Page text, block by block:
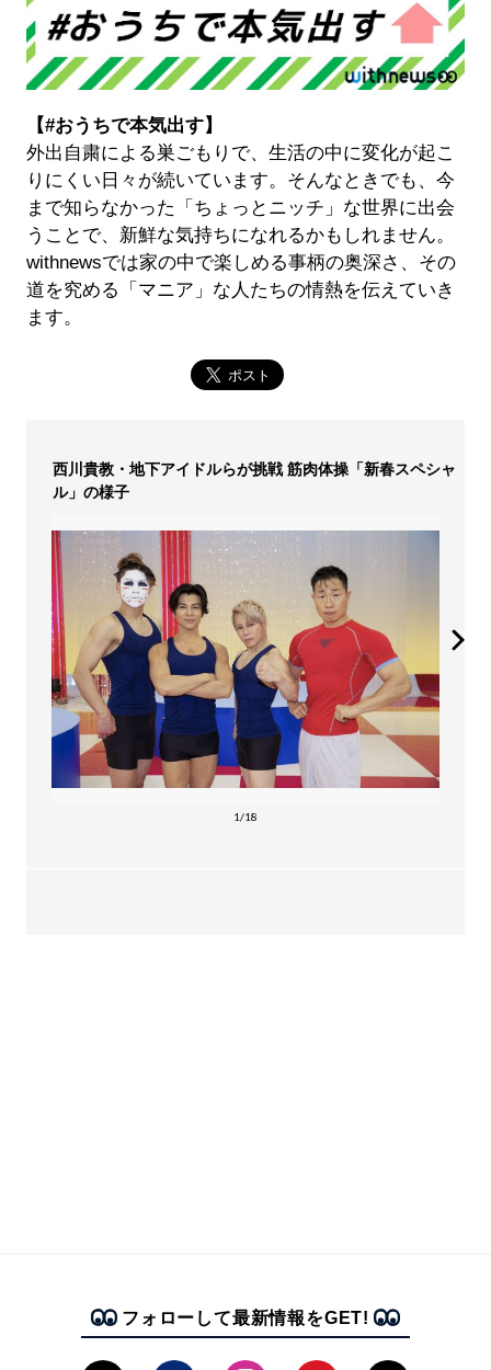
【#おうちで本気出す】
外出自粛による巣ごもりで、生活の中に変化が起こ
りにくい日々が続いています。そんなときでも、今
まで知らなかった「ちょっとニッチ」な世界に出会
うことで、新鮮な気持ちになれるかもしれません。
withnewsでは家の中で楽しめる事柄の奥深さ、その
道を究める「マニア」な人たちの情熱を伝えていき
ます。
西川貴教・地下アイドルらが挑戦 筋肉体操「新春スペシャ
ル」の様子
1/18
フォローして最新情報をGET!